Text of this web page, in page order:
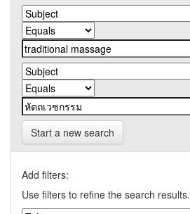
Start a new search
Add filters:
Use filters to refine the search results.